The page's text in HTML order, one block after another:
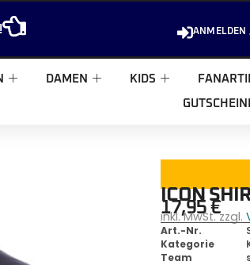
ANMELDEN
DAMEN KIDS
ICON
17,95€
inkl. MwSt. zzgl.
Art.-Nr.
Kategorie
Team